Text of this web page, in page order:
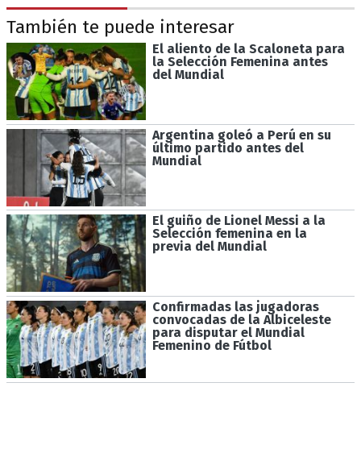
También te puede interesar
El aliento de la Scaloneta para
la Selección Femenina antes
del Mundial
Argentina goleó a Perú en su
último partido antes del
Mundial
El guiño de Lionel Messi a la
Selección femenina en la
previa del Mundial
Confirmadas las jugadoras
convocadas de la Albiceleste
para disputar el Mundial
Femenino de Fútbol